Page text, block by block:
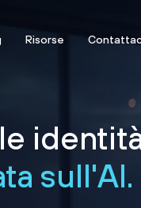
Risorse
sull'AI.